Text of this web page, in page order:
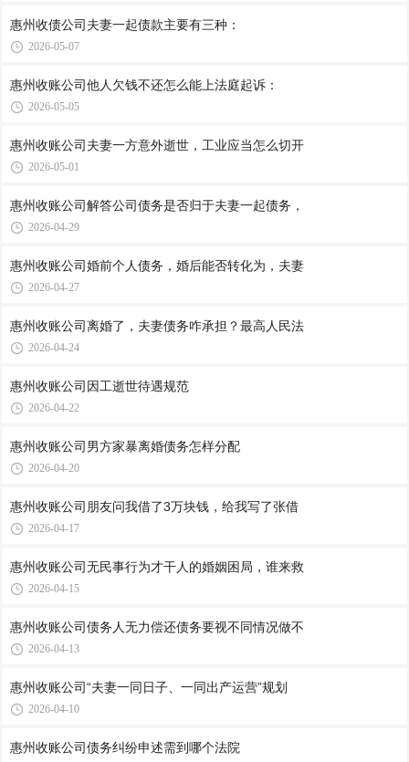
惠州收债公司​夫妻一起债款主要有三种：
2026-05-07
惠州收账公司​他人欠钱不还怎么能上法庭起诉：
2026-05-05
惠州收账公司​夫妻一方意外逝世，工业应当怎么切开
2026-05-01
惠州收账公司​解答公司债务是否归于夫妻一起债务，
2026-04-29
惠州收账公司​婚前个人债务，婚后能否转化为，夫妻
2026-04-27
惠州收账公司​离婚了，夫妻债务咋承担？最高人民法
2026-04-24
惠州收账公司​因工逝世待遇规范
2026-04-22
惠州收账公司​男方家暴离婚债务怎样分配
2026-04-20
惠州收账公司​朋友问我借了3万块钱，给我写了张借
2026-04-17
惠州收账公司​无民事行为才干人的婚姻困局，谁来救
2026-04-15
惠州收账公司​债务人无力偿还债务要视不同情况做不
2026-04-13
惠州收账公司​“夫妻一同日子、一同出产运营”规划
2026-04-10
惠州收账公司​债务纠纷申述需到哪个法院